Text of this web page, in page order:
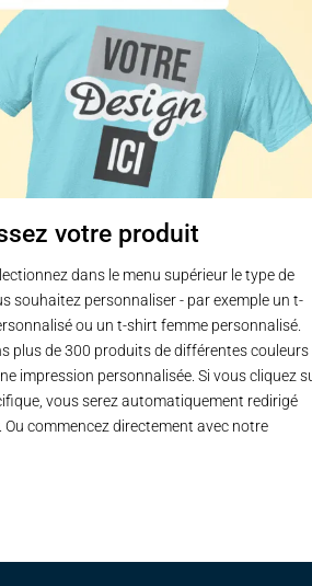
votre produit
dans le menu supérieur le type de
souhaitez personnaliser - par exemple un t-
ou un t-shirt femme personnalisé.
plus de 300 produits de différentes couleurs
impression personnalisée. Si vous cliquez
vous serez automatiquement redirigé
Ou commencez directement avec notre